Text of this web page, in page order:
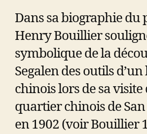
Dans sa biographie du
Henry Bouillier
symbolique de la
Segalen des outils
chinois lors de sa visite
quartier chinois de
en 1902 (voir Bouillier